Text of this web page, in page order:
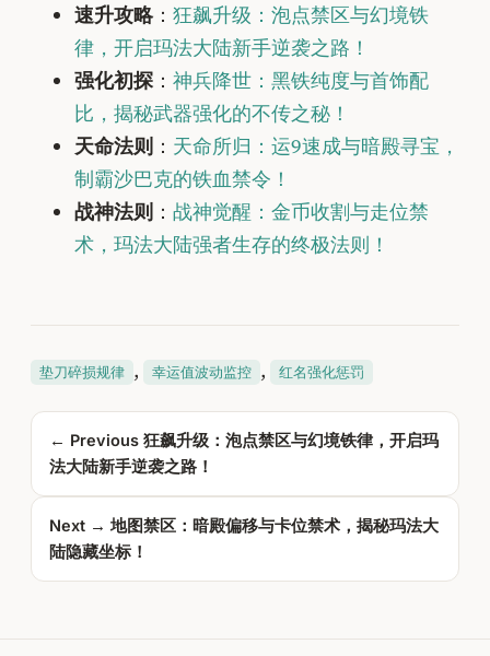
速升攻略 ： 狂飙升级：泡点禁区与幻境铁
律，开启玛法大陆新手逆袭之路！
强化初探 ： 神兵降世：黑铁纯度与首饰配
比，揭秘武器强化的不传之秘！
天命法则 ： 天命所归：运9速成与暗殿寻宝，
制霸沙巴克的铁血禁令！
战神法则 ： 战神觉醒：金币收割与走位禁
术，玛法大陆强者生存的终极法则！
垫刀碎损规律 , 幸运值波动监控 , 红名强化惩罚
← Previous 狂飙升级：泡点禁区与幻境铁律，开启玛
法大陆新手逆袭之路！
Next → 地图禁区：暗殿偏移与卡位禁术，揭秘玛法大
陆隐藏坐标！